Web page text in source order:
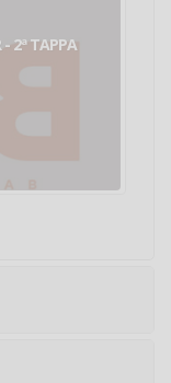
- 2ª TAPPA